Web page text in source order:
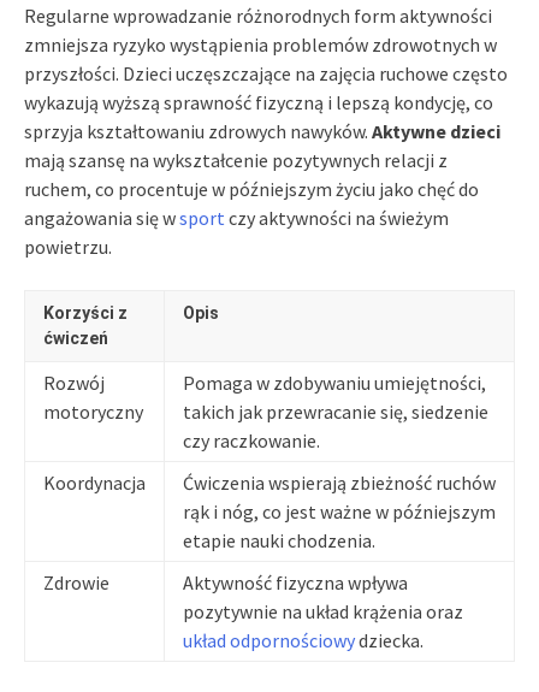
Regularne wprowadzanie różnorodnych form aktywności
zmniejsza ryzyko wystąpienia problemów zdrowotnych w
przyszłości. Dzieci uczęszczające na zajęcia ruchowe często
wykazują wyższą sprawność fizyczną i lepszą kondycję, co
sprzyja kształtowaniu zdrowych nawyków. Aktywne dzieci
mają szansę na wykształcenie pozytywnych relacji z
ruchem, co procentuje w późniejszym życiu jako chęć do
angażowania się wsport czy aktywności na świeżym
powietrzu.
Korzyści z
ćwiczeń
Opis
Rozwój
motoryczny
Pomaga w zdobywaniu umiejętności,
takich jak przewracanie się, siedzenie
czy raczkowanie.
Koordynacja
Ćwiczenia wspierają zbieżność ruchów
rąk i nóg, co jest ważne w późniejszym
etapie nauki chodzenia.
Zdrowie
Aktywność fizyczna wpływa
pozytywnie na układ krążenia oraz
układ odpornościowydziecka.